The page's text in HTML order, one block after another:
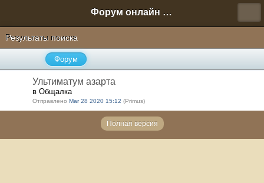
Форум онлайн игры "Новая Эра" (Нюра Биз)
Результаты поиска
Форум
Ультиматум азарта
в Общалка
Отправлено Mar 28 2020 15:12 (Primus)
Полная версия